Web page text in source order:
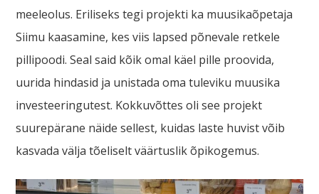
meeleolus. Eriliseks tegi projekti ka muusikaõpetaja
Siimu kaasamine, kes viis lapsed põnevale retkele
pillipoodi. Seal said kõik omal käel pille proovida,
uurida hindasid ja unistada oma tuleviku muusika
investeeringutest. Kokkuvõttes oli see projekt
suurepärane näide sellest, kuidas laste huvist võib
kasvada välja tõeliselt väärtuslik õpikogemus.